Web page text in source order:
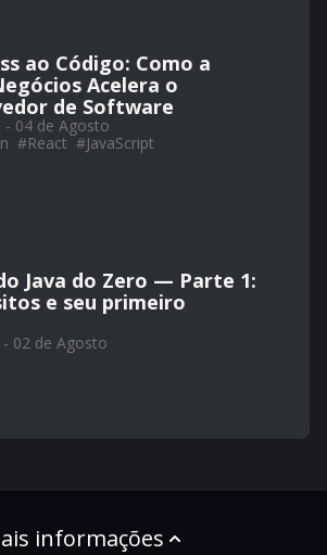
ao Código: Como a
Acelera o
de Software
- 04 de Agosto
#React #JavaScript
Java do Zero — Parte 1:
e seu primeiro
02 de Agosto
informações